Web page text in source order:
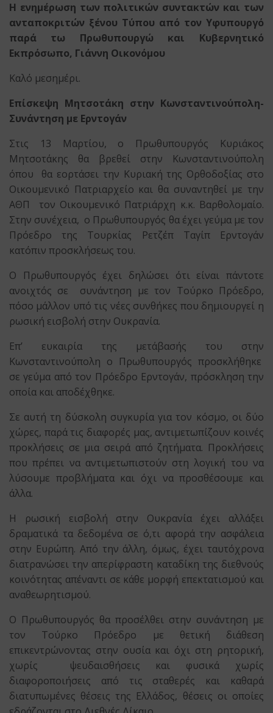
Η ενημέρωση των πολιτικών συντακτών και των
ανταποκριτών ξένου Τύπου από τον Υφυπουργό
παρά τω Πρωθυπουργώ και Κυβερνητικό
Εκπρόσωπο, Γιάννη Οικονόμου
Καλό μεσημέρι.
Επίσκεψη Μητσοτάκη στην Κωνσταντινούπολη-
Συνάντηση με Ερντογάν
Στις 13 Μαρτίου, ο Πρωθυπουργός Κυριάκος
Μητσοτάκης θα βρεθεί στην Κωνσταντινούπολη
όπου θα εορτάσει την Κυριακή της Ορθοδοξίας στο
Οικουμενικό Πατριαρχείο και θα συναντηθεί με την
ΑΘΠ τον Οικουμενικό Πατριάρχη κ.κ. Βαρθολομαίο.
Στην συνέχεια, ο Πρωθυπουργός θα έχει γεύμα με τον
Πρόεδρο της Τουρκίας Ρετζέπ Ταγίπ Ερντογάν
κατόπιν προσκλήσεως του.
Ο Πρωθυπουργός έχει δηλώσει ότι είναι πάντοτε
ανοιχτός σε συνάντηση με τον Τούρκο Πρόεδρο,
πόσο μάλλον υπό τις νέες συνθήκες που δημιουργεί η
ρωσική εισβολή στην Ουκρανία.
Επ’ ευκαιρία της μετάβασής του στην
Κωνσταντινούπολη ο Πρωθυπουργός προσκλήθηκε
σε γεύμα από τον Πρόεδρο Ερντογάν, πρόσκληση την
οποία και αποδέχθηκε.
Σε αυτή τη δύσκολη συγκυρία για τον κόσμο, οι δύο
χώρες, παρά τις διαφορές μας, αντιμετωπίζουν κοινές
προκλήσεις σε μια σειρά από ζητήματα. Προκλήσεις
που πρέπει να αντιμετωπιστούν στη λογική του να
λύσουμε προβλήματα και όχι να προσθέσουμε και
άλλα.
Η ρωσική εισβολή στην Ουκρανία έχει αλλάξει
δραματικά τα δεδομένα σε ό,τι αφορά την ασφάλεια
στην Ευρώπη. Από την άλλη, όμως, έχει ταυτόχρονα
διατρανώσει την απερίφραστη καταδίκη της διεθνούς
κοινότητας απέναντι σε κάθε μορφή επεκτατισμού και
αναθεωρητισμού.
Ο Πρωθυπουργός θα προσέλθει στην συνάντηση με
τον Τούρκο Πρόεδρο με θετική διάθεση
επικεντρώνοντας στην ουσία και όχι στη ρητορική,
χωρίς ψευδαισθήσεις και φυσικά χωρίς
διαφοροποιήσεις από τις σταθερές και καθαρά
διατυπωμένες θέσεις της Ελλάδος, θέσεις οι οποίες